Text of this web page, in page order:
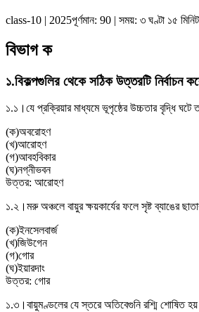
class-10 | 2025পূর্ণমান: 90 | সময়: ৩ ঘণ্টা ১৫ মিনিট
বিভাগ ক
১.বিকল্পগুলির থেকে সঠিক উত্তরটি নির্বাচন
১.১। যে প্রক্রিয়ার মাধ্যমে ভূপৃষ্ঠের উচ্চতার বৃদ্ধি
(ক)অবরোহণ
(খ)আরোহণ
(গ)আবহবিকার
(ঘ)নগ্নীভবন
উত্তর: আরোহণ
১.২। মরু অঞ্চলে বায়ুর ক্ষয়কার্যের ফলে সৃষ্ট ব্যাঙের
(ক)ইনসেলবার্জ
(খ)জিউগেন
(গ)গোর
(ঘ)ইয়ারদাং
উত্তর: গোর
১.৩। বায়ুমণ্ডলের যে স্তরে অতিবেগুনি রশ্মি শোষিত